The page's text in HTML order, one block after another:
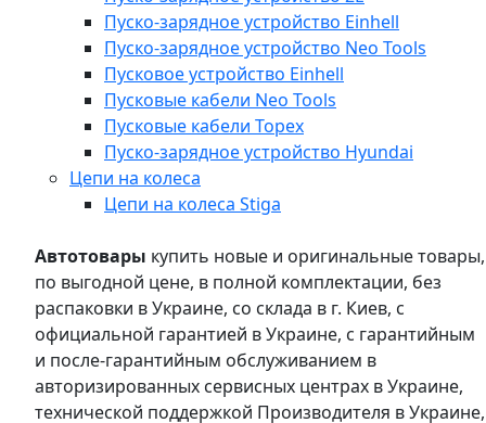
Пуско-зарядное устройство Einhell
Пуско-зарядное устройство Neo Tools
Пусковое устройство Einhell
Пусковые кабели Neo Tools
Пусковые кабели Topex
Пуско-зарядное устройство Hyundai
Цепи на колеса
Цепи на колеса Stiga
Автотовары купить новые и оригинальные товары,
по выгодной цене, в полной комплектации, без
распаковки в Украине, со склада в г. Киев, с
официальной гарантией в Украине, с гарантийным
и после-гарантийным обслуживанием в
авторизированных сервисных центрах в Украине,
технической поддержкой Производителя в Украине,